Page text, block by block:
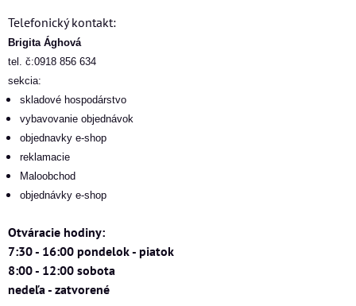
Telefonický kontakt:
Brigita Ághová
tel. č:0918 856 634
sekcia:
skladové hospodárstvo
vybavovanie objednávok
objednavky e-shop
reklamacie
Maloobchod
objednávky e-shop
Otváracie hodiny:
7:30 - 16:00 pondelok - piatok
8:00 - 12:00 sobota
nedeľa - zatvorené